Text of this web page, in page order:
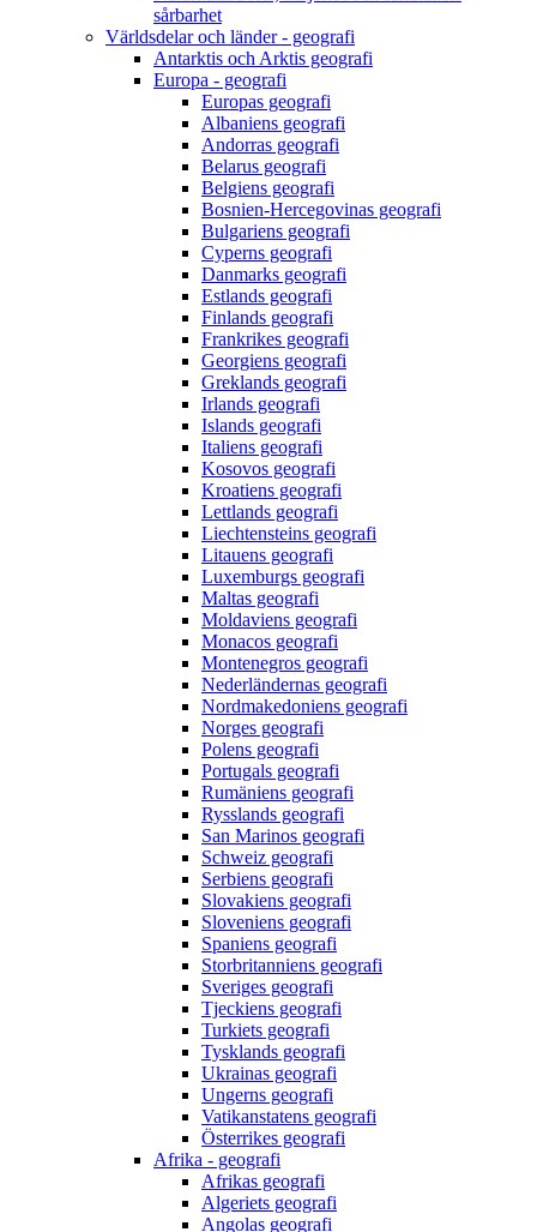
sårbarhet
Världsdelar och länder - geografi
Antarktis och Arktis geografi
Europa - geografi
Europas geografi
Albaniens geografi
Andorras geografi
Belarus geografi
Belgiens geografi
Bosnien-Hercegovinas geografi
Bulgariens geografi
Cyperns geografi
Danmarks geografi
Estlands geografi
Finlands geografi
Frankrikes geografi
Georgiens geografi
Greklands geografi
Irlands geografi
Islands geografi
Italiens geografi
Kosovos geografi
Kroatiens geografi
Lettlands geografi
Liechtensteins geografi
Litauens geografi
Luxemburgs geografi
Maltas geografi
Moldaviens geografi
Monacos geografi
Montenegros geografi
Nederländernas geografi
Nordmakedoniens geografi
Norges geografi
Polens geografi
Portugals geografi
Rumäniens geografi
Rysslands geografi
San Marinos geografi
Schweiz geografi
Serbiens geografi
Slovakiens geografi
Sloveniens geografi
Spaniens geografi
Storbritanniens geografi
Sveriges geografi
Tjeckiens geografi
Turkiets geografi
Tysklands geografi
Ukrainas geografi
Ungerns geografi
Vatikanstatens geografi
Österrikes geografi
Afrika - geografi
Afrikas geografi
Algeriets geografi
Angolas geografi